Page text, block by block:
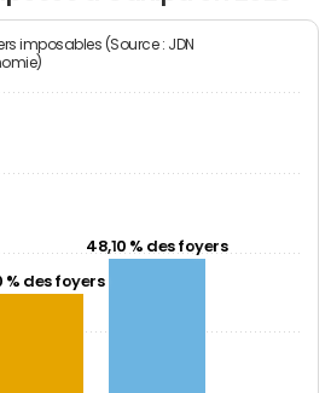
imposables (Source : JDN
% des foyers
48,10 % des foyers